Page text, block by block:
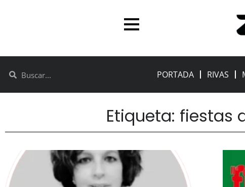
PORTADA RIVAS
Etiqueta: fiestas